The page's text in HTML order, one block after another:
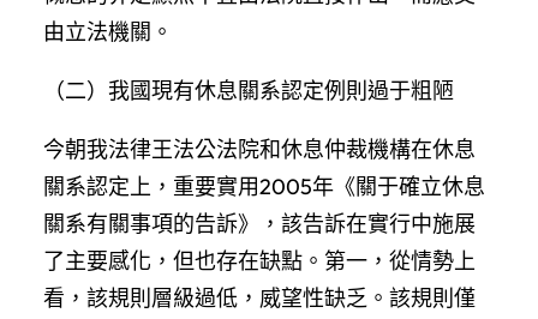
由立法機關。
（二）我國現有休息關系認定例則過于粗陋
今朝我法律王法公法院和休息仲裁機構在休息
關系認定上，重要實用2005年《關于確立休息
關系有關事項的告訴》，該告訴在實行中施展
了主要感化，但也存在缺點。第一，從情勢上
看，該規則層級過低，威望性缺乏。該規則僅